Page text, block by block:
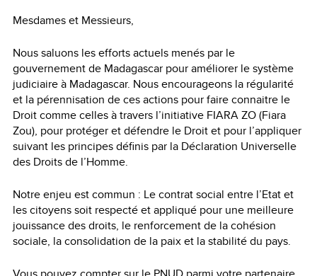
Mesdames et Messieurs,
Nous saluons les efforts actuels menés par le
gouvernement de Madagascar pour améliorer le système
judiciaire à Madagascar. Nous encourageons la régularité
et la pérennisation de ces actions pour faire connaitre le
Droit comme celles à travers l’initiative FIARA ZO (Fiara
Zou), pour protéger et défendre le Droit et pour l’appliquer
suivant les principes définis par la Déclaration Universelle
des Droits de l’Homme.
Notre enjeu est commun : Le contrat social entre l’Etat et
les citoyens soit respecté et appliqué pour une meilleure
jouissance des droits, le renforcement de la cohésion
sociale, la consolidation de la paix et la stabilité du pays.